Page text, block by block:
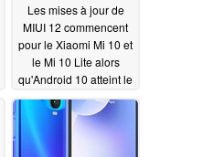
Les mises à jour de
MIUI 12 commencent
pour le Xiaomi Mi 10 et
le Mi 10 Lite alors
qu'Android 10 atteint le
Redmi 8A07/30/2020